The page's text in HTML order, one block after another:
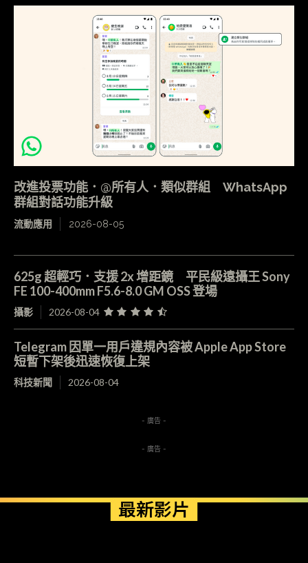
改進投票功能．@所有人．類似群組 WhatsApp
群組對話功能升級
流動應用 2026-08-05
625g 超輕巧．支援 2x 增距鏡 平民級遠攝王 Sony
FE 100-400mm F5.6-8.0 GM OSS 登場
攝影 2026-08-04
Telegram 因單一用戶違規內容被 Apple App Store
短暫下架後迅速恢復上架
科技新聞 2026-08-04
- 廣告 -
- 廣告 -
最新影片